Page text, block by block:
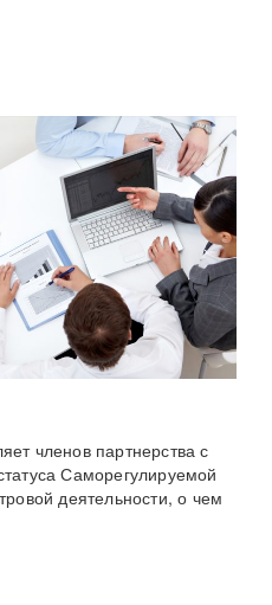
членов партнерства с
Саморегулируемой
деятельности, о чем